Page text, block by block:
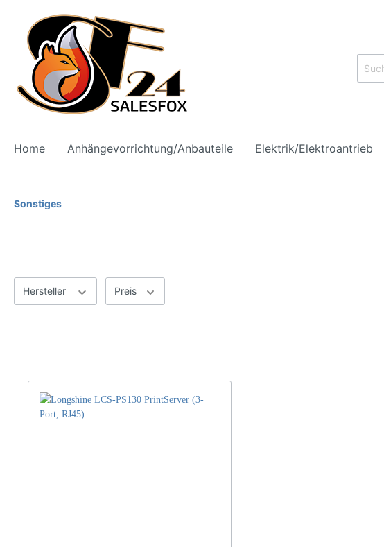
Home Anhängevorrichtung/Anbauteile Elektrik/Elektroantrieb
Zur Kategorie Räder/Reifen
Winterreifen
Ganzjahresreifen
Sonstiges
Hersteller Preis